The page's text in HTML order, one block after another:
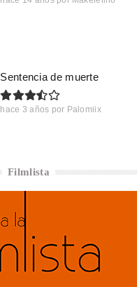
Sentencia de muerte
hace 3 años por Palomiix
Filmlista